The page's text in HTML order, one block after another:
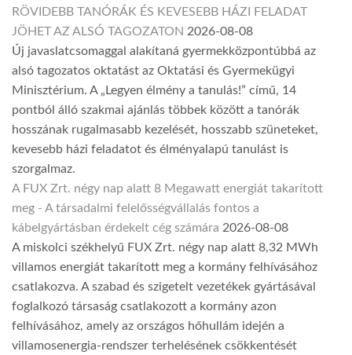
RÖVIDEBB TANÓRÁK ÉS KEVESEBB HÁZI FELADAT
JÖHET AZ ALSÓ TAGOZATON 2026-08-08
Új javaslatcsomaggal alakítaná gyermekközpontúbbá az
alsó tagozatos oktatást az Oktatási és Gyermekügyi
Minisztérium. A „Legyen élmény a tanulás!” című, 14
pontból álló szakmai ajánlás többek között a tanórák
hosszának rugalmasabb kezelését, hosszabb szüneteket,
kevesebb házi feladatot és élményalapú tanulást is
szorgalmaz.
A FUX Zrt. négy nap alatt 8 Megawatt energiát takarított
meg - A társadalmi felelősségvállalás fontos a
kábelgyártásban érdekelt cég számára 2026-08-08
A miskolci székhelyű FUX Zrt. négy nap alatt 8,32 MWh
villamos energiát takarított meg a kormány felhívásához
csatlakozva. A szabad és szigetelt vezetékek gyártásával
foglalkozó társaság csatlakozott a kormány azon
felhívásához, amely az országos hőhullám idején a
villamosenergia-rendszer terhelésének csökkentését